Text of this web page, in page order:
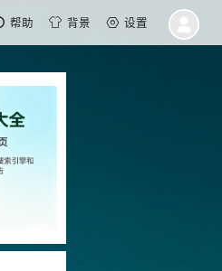
帮助 背景 设置